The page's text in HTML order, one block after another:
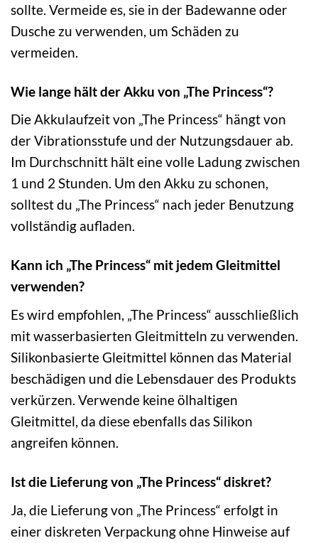
sollte. Vermeide es, sie in der Badewanne oder
Dusche zu verwenden, um Schäden zu
vermeiden.
Wie lange hält der Akku von „The Princess“?
Die Akkulaufzeit von „The Princess“ hängt von
der Vibrationsstufe und der Nutzungsdauer ab.
Im Durchschnitt hält eine volle Ladung zwischen
1 und 2 Stunden. Um den Akku zu schonen,
solltest du „The Princess“ nach jeder Benutzung
vollständig aufladen.
Kann ich „The Princess“ mit jedem Gleitmittel
verwenden?
Es wird empfohlen, „The Princess“ ausschließlich
mit wasserbasierten Gleitmitteln zu verwenden.
Silikonbasierte Gleitmittel können das Material
beschädigen und die Lebensdauer des Produkts
verkürzen. Verwende keine ölhaltigen
Gleitmittel, da diese ebenfalls das Silikon
angreifen können.
Ist die Lieferung von „The Princess“ diskret?
Ja, die Lieferung von „The Princess“ erfolgt in
einer diskreten Verpackung ohne Hinweise auf